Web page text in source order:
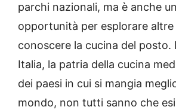
parchi nazionali, ma è anche
opportunità per esplorare altre
conoscere la cucina del posto.
Italia, la patria della cucina
dei paesi in cui si mangia
mondo, non tutti sanno che